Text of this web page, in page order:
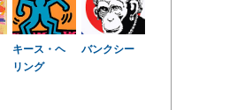
キース・ヘ
リング
バンクシー